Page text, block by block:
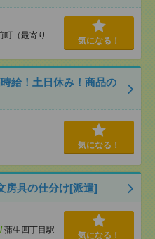
町（最寄り
気になる！
給！土日休み！商品の
気になる！
房具の仕分け[派遣]
/ 蒲生四丁目駅
気になる！